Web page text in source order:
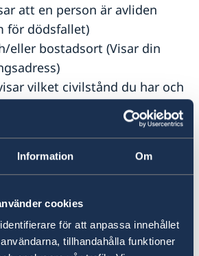
Information Om
cookies
för att anpassa innehållet
tillhandahålla funktioner
att en person är avliden
för dödsfallet)
eller bostadsort (Visar din
vilket civilstånd du har och
(visar att du är gift, vem du är
datum för vigseln)
(visar att du är
i ett registrerat
(visar att du är registrerad